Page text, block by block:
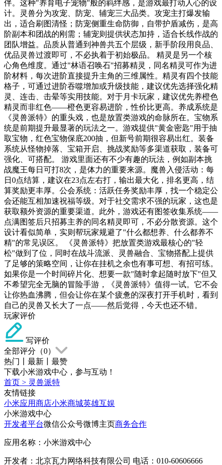
伴。这种"养育电子宠物"般的羁绊感，是游戏最打动人心的设
计。灵兽分为攻宠、防宠、辅宠三大品类。攻宠主打爆发输
出，适合刷图清怪；防宠侧重生命防御，自带护盾减伤，是高
阶副本和团战的刚需；辅宠则提供状态加持，适合长线作战的
团队增益。品质从普通到神兽共五个层级，新手阶段用良品、
优品灵兽过渡即可，不必执着于初始极品。 精灵是另一个核
心角色维度。通过"林语召唤石"招募精灵，同名精灵可作为进
阶材料，每次进阶直接提升主角的三维属性。精灵有四个技能
格子，可通过进阶吞噬增加或升级技能，建议优先选择强化精
灵、连击、击晕等实用技能。对于月卡玩家，建议优先养橙色
精灵而非红色——橙色更容易进阶，性价比更高。养成系统是
《灵兽派特》的重头戏，也是放置类游戏的命脉所在。宝物系
统是前期提升最显著的玩法之一。游戏提供"黄金密匙"用于抽
取宝物，红色宝物保底200抽，但新号前期很容易出红。装备
系统从怪物掉落、宝箱开启、挑战奖励等多渠道获取，装备可
强化、可搭配。 游戏里面还有不少有趣的玩法，例如副本挑
战魔王每日可打8次，是体力的重要来源。魔兽入侵活动：每
日0点结算，建议在23点左右打，输出最大化，排名更高，结
算奖励更丰厚。公会系统：活跃任务奖励丰厚，找一个稳定公
会还能互相加速祝福等级。对于社交需求不强的玩家，这也是
获取额外资源的重要渠道。此外，游戏还有图签收集系统——
点满图签后只招募主养的同名精灵即可，不必分散资源。这个
设计看似简单，实则帮玩家规避了"什么都想养、什么都养不
精"的常见误区。 《灵兽派特》把放置类游戏最核心的"轻
松"做到了位，同时在战斗流派、灵兽融合、宝物搭配上提供
了足够的策略空间，让你在挂机之余也有事可想、有招可练。
如果你是一个时间碎片化、想要一款"随时拿起随时放下"但又
不希望完全无脑的冒险手游，《灵兽派特》值得一试。它不会
让你热血沸腾，但会让你在某个疲惫的深夜打开手机时，看到
自己的灵兽又长大了一点——然后觉得，今天也还不错。
玩家评价
写评价
全部评分（0）
热门
最新
最赞
下载小米游戏中心，参与互动！
首页 > 灵兽派特
友情链接
小米应用商店小米商城英雄互娱
小米游戏中心
开发者平台微信公众号微博主页商务合作
应用名称：小米游戏中心
开发者：北京瓦力网络科技有限公司 电话：010-60606666